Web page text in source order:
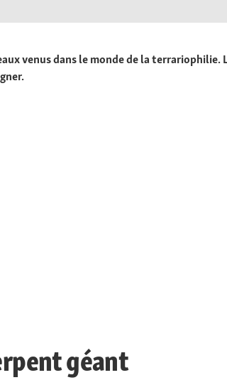
venus dans le monde de la terrariophilie.
géant